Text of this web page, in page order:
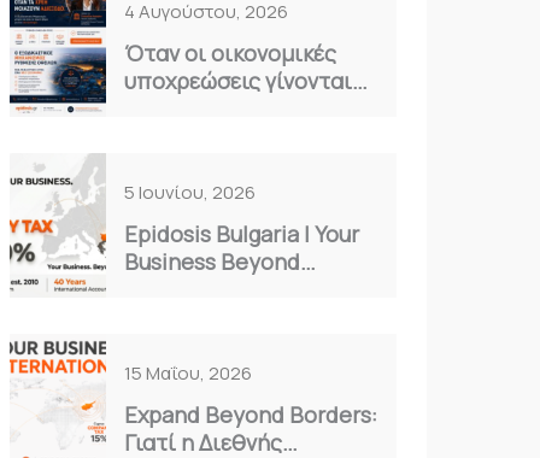
4 Αυγούστου, 2026
Όταν οι οικονομικές
υποχρεώσεις γίνονται
5 Ιουνίου, 2026
Epidosis Bulgaria | Your
Business Beyond
15 Μαΐου, 2026
Expand Beyond Borders:
Γιατί η Διεθνής